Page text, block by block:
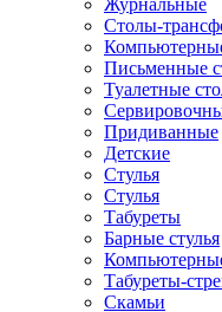
Журнальные
Столы-
Письменные
Туалетные
Придиванные
Детские
Стулья
Стулья
Табуреты
Барные стулья
Табуреты-
Скамьи